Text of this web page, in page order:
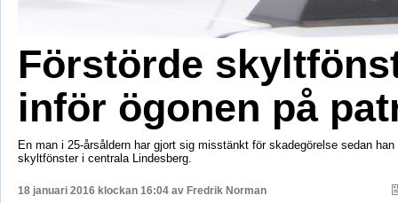
Förstörde
inför ögonen på
En man i 25-årsåldern har gjort sig misstänkt för skadegörelse sedan
skyltfönster i centrala Lindesberg.
18 januari 2016 klockan 16:04 av Fredrik Norman